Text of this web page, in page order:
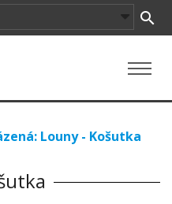
Louny - Košutka